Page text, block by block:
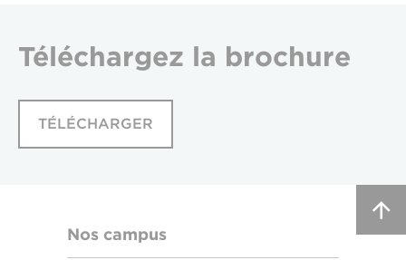
Téléchargez la brochure
TÉLÉCHARGER
Nos campus